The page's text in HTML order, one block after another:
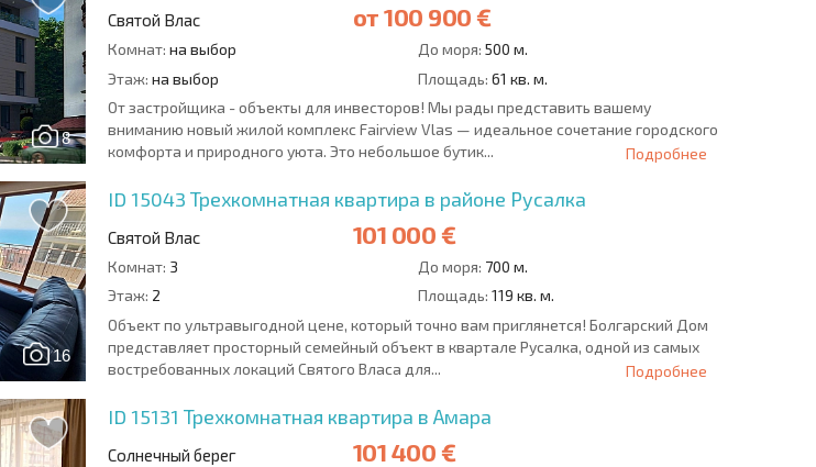
8
Святой Влас от100 900 €
Комнат: на выбор До моря: 500 м.
Этаж: на выбор Площадь: 61 кв. м.
От застройщика - объекты для инвесторов! Мы рады представить вашему
вниманию новый жилой комплекс Fairview Vlas — идеальное сочетание городского
комфорта и природного уюта. Это небольшое бутик...
Подробнее
16
ID 15043 Трехкомнатная квартира в районе Русалка
Святой Влас 101 000 €
Комнат: 3 До моря: 700 м.
Этаж: 2 Площадь: 119 кв. м.
Объект по ультравыгодной цене, который точно вам приглянется! Болгарский Дом
представляет просторный семейный объект в квартале Русалка, одной из самых
востребованных локаций Святого Власа для...
Подробнее
ID 15131 Трехкомнатная квартира в Амара
Солнечный берег 101 400 €